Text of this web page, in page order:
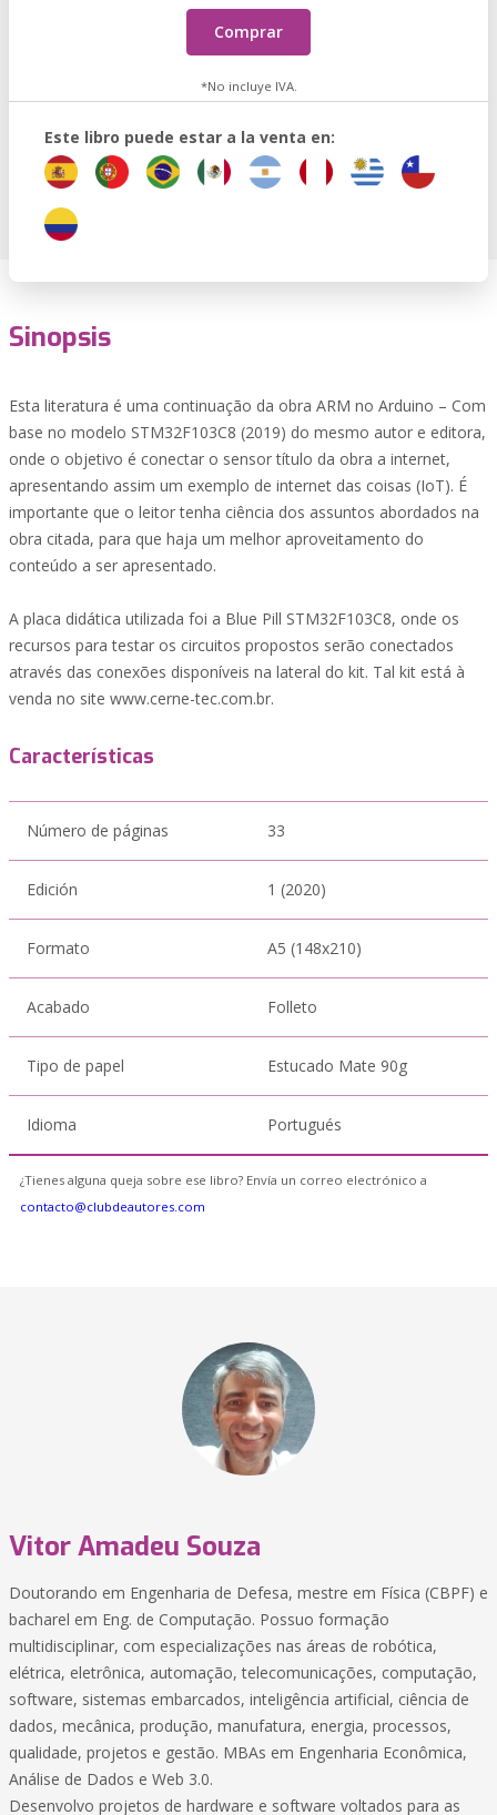
Comprar
*No incluye IVA.
Este libro puede estar a la venta en:
Sinopsis
Esta literatura é uma continuação da obra ARM no Arduino – Com
base no modelo STM32F103C8 (2019) do mesmo autor e editora,
onde o objetivo é conectar o sensor título da obra a internet,
apresentando assim um exemplo de internet das coisas (IoT). É
importante que o leitor tenha ciência dos assuntos abordados na
obra citada, para que haja um melhor aproveitamento do
conteúdo a ser apresentado.
A placa didática utilizada foi a Blue Pill STM32F103C8, onde os
recursos para testar os circuitos propostos serão conectados
através das conexões disponíveis na lateral do kit. Tal kit está à
venda no site www.cerne-tec.com.br.
Características
Número de páginas 33
Edición 1 (2020)
Formato A5 (148x210)
Acabado Folleto
Tipo de papel Estucado Mate 90g
Idioma Portugués
¿Tienes alguna queja sobre ese libro? Envía un correo electrónico a
contacto@clubdeautores.com
Vitor Amadeu Souza
Doutorando em Engenharia de Defesa, mestre em Física (CBPF) e
bacharel em Eng. de Computação. Possuo formação
multidisciplinar, com especializações nas áreas de robótica,
elétrica, eletrônica, automação, telecomunicações, computação,
software, sistemas embarcados, inteligência artificial, ciência de
dados, mecânica, produção, manufatura, energia, processos,
qualidade, projetos e gestão. MBAs em Engenharia Econômica,
Análise de Dados e Web 3.0.
Desenvolvo projetos de hardware e software voltados para as